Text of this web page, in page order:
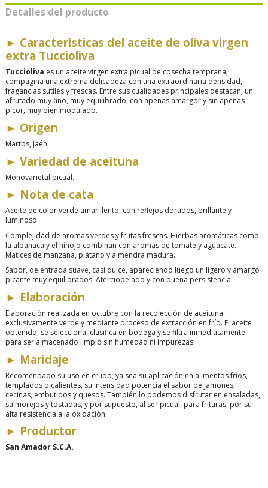
Detalles del producto
► Características del aceite de oliva virgen
extra Tuccioliva
Tuccioliva es un aceite virgen extra picual de cosecha temprana,
compagina una extrema delicadeza con una extraordinaria densidad,
fragancias sutiles y frescas. Entre sus cualidades principales destacan, un
afrutado muy fino, muy equilibrado, con apenas amargor y sin apenas
picor, muy bien modulado.
► Origen
Martos, Jaén.
► Variedad de aceituna
Monovarietal picual.
► Nota de cata
Aceite de color verde amarillento, con reflejos dorados, brillante y
luminoso.
Complejidad de aromas verdes y frutas frescas. Hierbas aromáticas como
la albahaca y el hinojo combinan con aromas de tomate y aguacate.
Matices de manzana, plátano y almendra madura.
Sabor, de entrada suave, casi dulce, apareciendo luego un ligero y amargo
picante muy equilibrados. Aterciopelado y con buena persistencia.
► Elaboración
Elaboración realizada en octubre con la recolección de aceituna
exclusivamente verde y mediante proceso de extracción en frío. El aceite
obtenido, se selecciona, clasifica en bodega y se filtra inmediatamente
para ser almacenado limpio sin humedad ni impurezas.
► Maridaje
Recomendado su uso en crudo, ya sea su aplicación en alimentos fríos,
templados o calientes, su intensidad potencia el sabor de jamones,
cecinas, embutidos y quesos. También lo podemos disfrutar en ensaladas,
salmorejos y tostadas, y por supuesto, al ser picual, para frituras, por su
alta resistencia a la oxidación.
► Productor
San Amador S.C.A.